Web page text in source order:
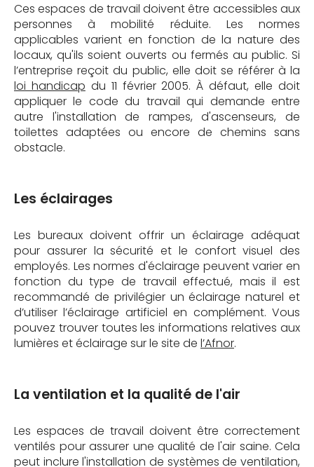
Ces espaces de travail doivent être accessibles aux
personnes à mobilité réduite. Les normes
applicables varient en fonction de la nature des
locaux, qu'ils soient ouverts ou fermés au public. Si
l’entreprise reçoit du public, elle doit se référer à la
loi handicap du 11 février 2005. À défaut, elle doit
appliquer le code du travail qui demande entre
autre l'installation de rampes, d'ascenseurs, de
toilettes adaptées ou encore de chemins sans
obstacle.
Les éclairages
Les bureaux doivent offrir un éclairage adéquat
pour assurer la sécurité et le confort visuel des
employés. Les normes d'éclairage peuvent varier en
fonction du type de travail effectué, mais il est
recommandé de privilégier un éclairage naturel et
d’utiliser l’éclairage artificiel en complément. Vous
pouvez trouver toutes les informations relatives aux
lumières et éclairage sur le site de l’Afnor.
La ventilation et la qualité de l'air
Les espaces de travail doivent être correctement
ventilés pour assurer une qualité de l'air saine. Cela
peut inclure l'installation de systèmes de ventilation,